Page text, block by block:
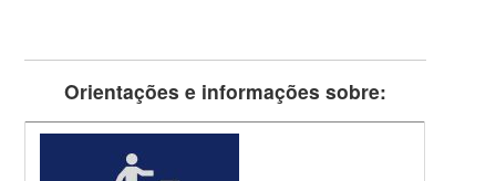
Orientações e informações sobre: